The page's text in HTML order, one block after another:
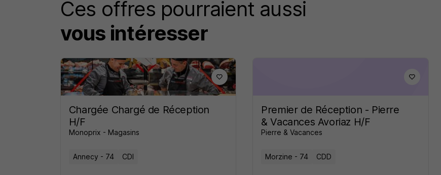
Ces offres pourraient aussi
vous intéresser
Chargée Chargé de Réception
H/F
Monoprix - Magasins
Annecy - 74 CDI
Premier de Réception - Pierre
& Vacances Avoriaz H/F
Pierre & Vacances
Morzine - 74 CDD